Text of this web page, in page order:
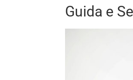
Guida e